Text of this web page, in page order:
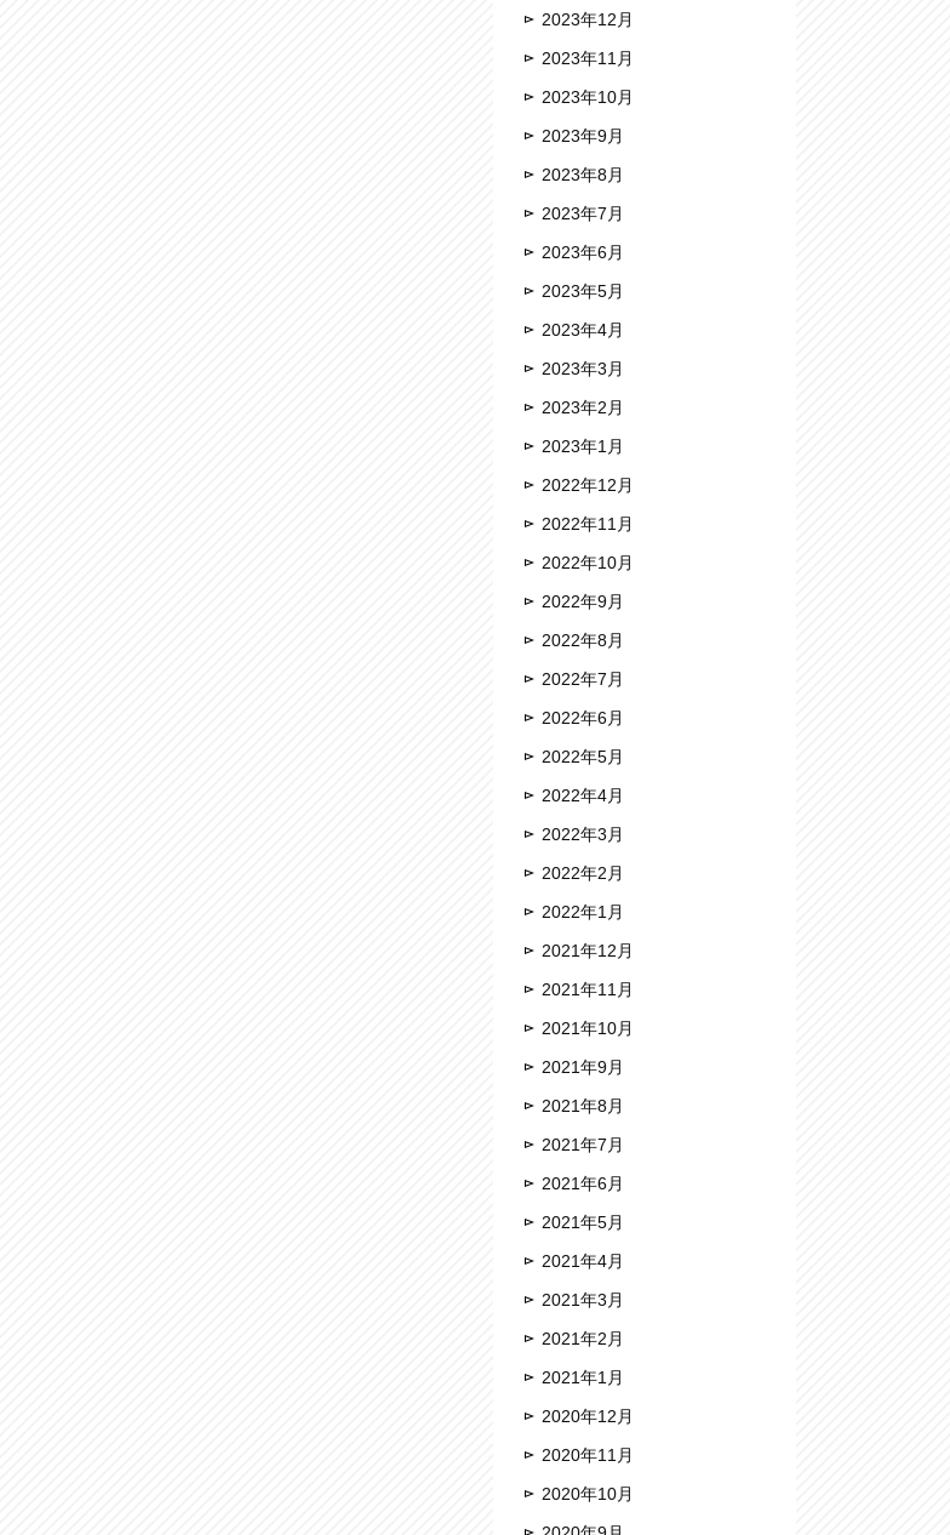
2023年12月
2023年11月
2023年10月
2023年9月
2023年8月
2023年7月
2023年6月
2023年5月
2023年4月
2023年3月
2023年2月
2023年1月
2022年12月
2022年11月
2022年10月
2022年9月
2022年8月
2022年7月
2022年6月
2022年5月
2022年4月
2022年3月
2022年2月
2022年1月
2021年12月
2021年11月
2021年10月
2021年9月
2021年8月
2021年7月
2021年6月
2021年5月
2021年4月
2021年3月
2021年2月
2021年1月
2020年12月
2020年11月
2020年10月